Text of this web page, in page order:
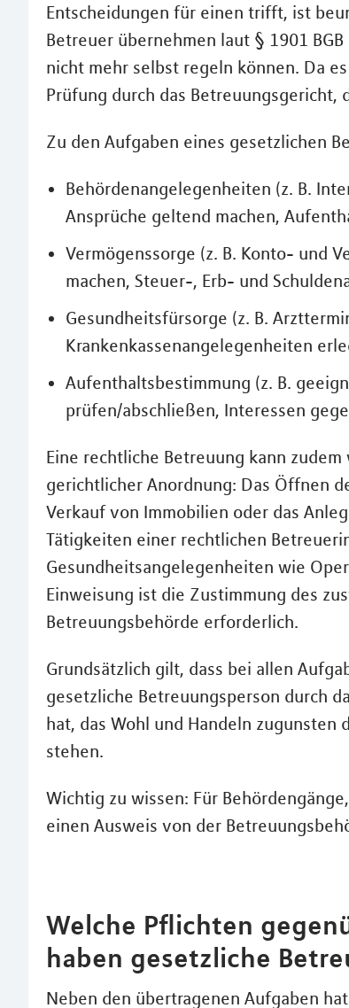
Entscheidungen für einen trifft, ist
Betreuer übernehmen laut § 1901
nicht mehr selbst regeln können. Da
Prüfung durch das Betreuungsgericht,
Zu den Aufgaben eines gesetzlichen
Behördenangelegenheiten (z. B.
Ansprüche geltend machen,
Vermögenssorge (z. B. Konto- und
machen, Steuer-, Erb- und
Gesundheitsfürsorge (z. B.
Krankenkassenangelegenheiten
Aufenthaltsbestimmung (z. B.
prüfen/abschließen, Interessen
Eine rechtliche Betreuung kann
gerichtlicher Anordnung: Das Öffnen
Verkauf von Immobilien oder das
Tätigkeiten einer rechtlichen
Gesundheitsangelegenheiten wie
Einweisung ist die Zustimmung des
Betreuungsbehörde erforderlich.
Grundsätzlich gilt, dass bei allen
gesetzliche Betreuungsperson durch
hat, das Wohl und Handeln
stehen.
Wichtig zu wissen: Für
einen Ausweis von der
Welche Pflichten
haben gesetzliche
Neben den übertragenen Aufgaben